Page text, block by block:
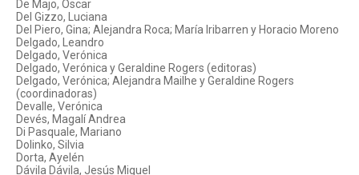
De Majo, Oscar
Del Gizzo, Luciana
Del Piero, Gina; Alejandra Roca; María Iribarren y Horacio Moreno
Delgado, Leandro
Delgado, Verónica
Delgado, Verónica y Geraldine Rogers (editoras)
Delgado, Verónica; Alejandra Mailhe y Geraldine Rogers
(coordinadoras)
Devalle, Verónica
Devés, Magalí Andrea
Di Pasquale, Mariano
Dolinko, Silvia
Dorta, Ayelén
Dávila Dávila, Jesús Miguel